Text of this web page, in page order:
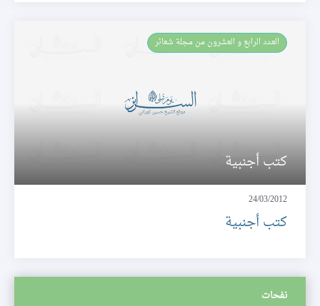
العـدد الرابع و العشرون من مجلة شعائر
كتب أجنبية
24/03/2012
كتب أجنبية
نفحات